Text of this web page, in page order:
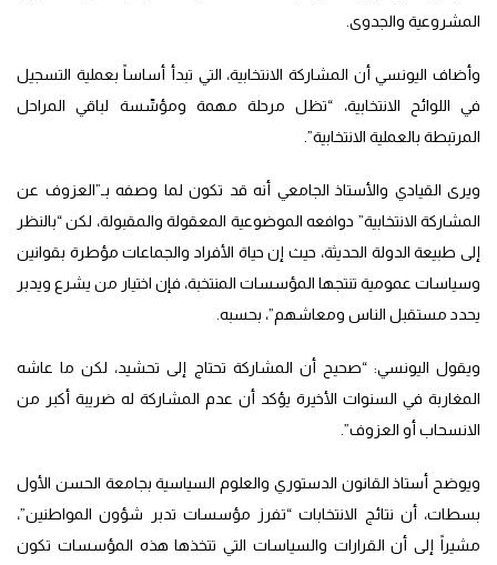
المشروعية والجدوى.
وأضاف اليونسي أن المشاركة الانتخابية، التي تبدأ أساساً بعملية التسجيل
في اللوائح الانتخابية، “تظل مرحلة مهمة ومؤسِّسة لباقي المراحل
المرتبطة بالعملية الانتخابية”.
ويرى القيادي والأستاذ الجامعي أنه قد تكون لما وصفه بـ”العزوف عن
المشاركة الانتخابية” دوافعه الموضوعية المعقولة والمقبولة، لكن “بالنظر
إلى طبيعة الدولة الحديثة، حيث إن حياة الأفراد والجماعات مؤطرة بقوانين
وسياسات عمومية تنتجها المؤسسات المنتخبة، فإن اختيار من يشرع ويدبر
يحدد مستقبل الناس ومعاشهم”، بحسبه.
ويقول اليونسي: “صحيح أن المشاركة تحتاج إلى تحشيد، لكن ما عاشه
المغاربة في السنوات الأخيرة يؤكد أن عدم المشاركة له ضريبة أكبر من
الانسحاب أو العزوف”.
ويوضح أستاذ القانون الدستوري والعلوم السياسية بجامعة الحسن الأول
بسطات، أن نتائج الانتخابات “تفرز مؤسسات تدبر شؤون المواطنين”،
مشيراً إلى أن القرارات والسياسات التي تتخذها هذه المؤسسات تكون